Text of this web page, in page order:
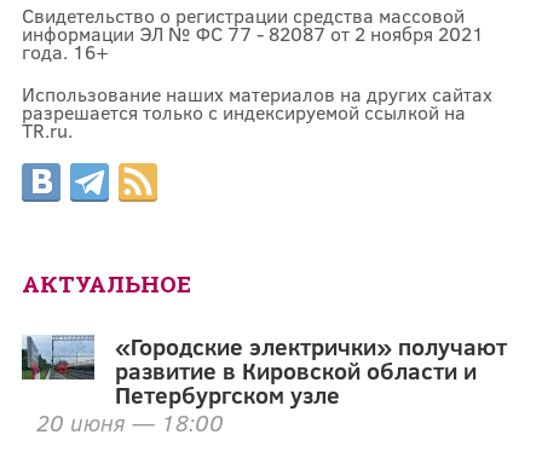
Свидетельство о регистрации средства массовой
информации ЭЛ № ФС 77 - 82087 от 2 ноября 2021
года. 16+
Использование наших материалов на других сайтах
разрешается только с индексируемой ссылкой на
TR.ru.
АКТУАЛЬНОЕ
«Городские электрички» получают
развитие в Кировской области и
Петербургском узле
20 июня — 18:00